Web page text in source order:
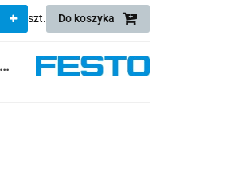
szt. Do koszyka